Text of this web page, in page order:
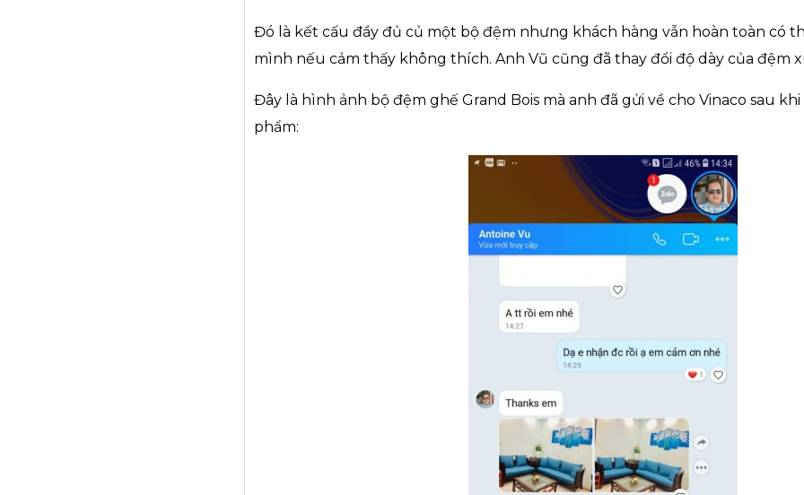
Đó là kết cấu đầy đủ củ một bộ đệm nhưng khách hàng vẫn hoàn toàn có
mình nếu cảm thấy không thích. Anh Vũ cũng đã thay đổi độ dày của đệm
Đây là hình ảnh bộ đệm ghế Grand Bois mà anh đã gửi về cho Vinaco sau
phẩm: